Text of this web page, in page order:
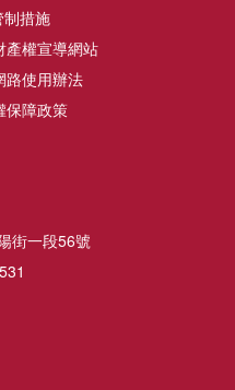
制措施
產權宣導網站
路使用辦法
保障政策
街一段56號